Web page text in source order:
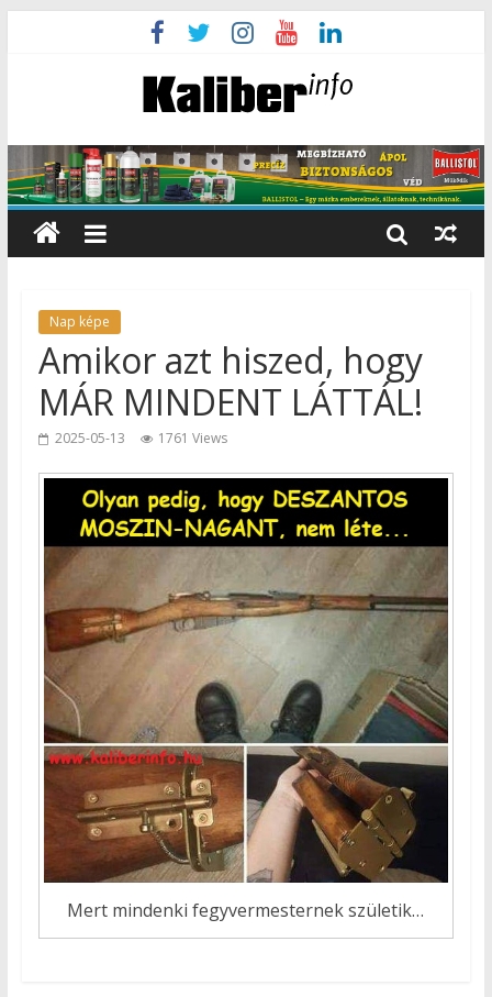
Nap képe
Amikor azt hiszed, hogy
MÁR MINDENT LÁTTÁL!
2025-05-13 1761 Views
Mert mindenki fegyvermesternek születik…